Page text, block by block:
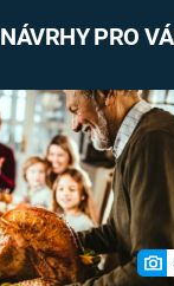
NÁVRHY PRO